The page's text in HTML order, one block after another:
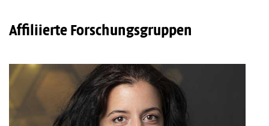
Affiliierte Forschungsgruppen